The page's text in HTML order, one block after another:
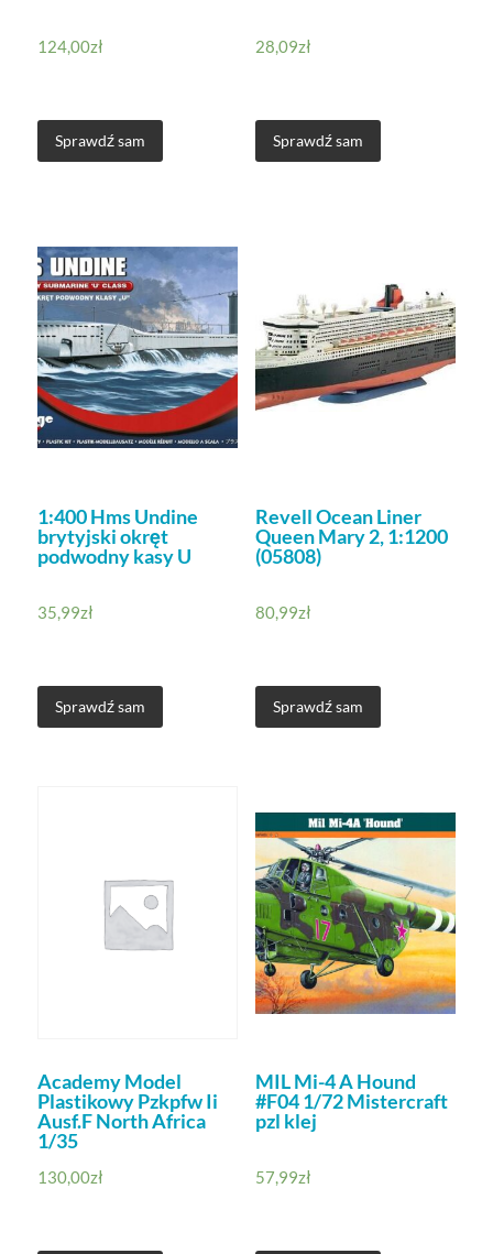
124,00zł
Sprawdź sam
28,09zł
Sprawdź sam
1:400 Hms Undine
brytyjski okręt
podwodny kasy U
35,99zł
Sprawdź sam
Revell Ocean Liner
Queen Mary 2, 1:1200
(05808)
80,99zł
Sprawdź sam
Academy Model
Plastikowy Pzkpfw Ii
Ausf.F North Africa
1/35
130,00zł
MIL Mi-4 A Hound
#F04 1/72 Mistercraft
pzl klej
57,99zł